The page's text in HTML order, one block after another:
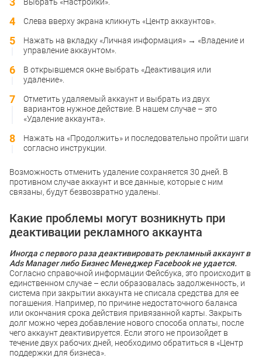
Слева вверху экрана кликнуть «Центр аккаунтов».
Нажать на вкладку «Личная информация» → «Владение и
управление аккаунтом».
В открывшемся окне выбрать «Деактивация или
удаление».
Отметить удаляемый аккаунт и выбрать из двух
вариантов нужное действие. В нашем случае – это
«Удаление аккаунта».
Нажать на «Продолжить» и последовательно пройти шаги
согласно инструкции.
Возможность отменить удаление сохраняется 30 дней. В
противном случае аккаунт и все данные, которые с ним
связаны, будут безвозвратно удалены.
Какие проблемы могут возникнуть при
деактивации рекламного аккаунта
Иногда с первого раза деактивировать рекламный аккаунт в
Ads Manager либо Бизнес Менеджер Facebook не удается.
Согласно справочной информации Фейсбука, это происходит в
единственном случае – если образовалась задолженность, и
система при закрытии аккаунта не списала средства для ее
погашения. Например, по причине недостаточного баланса
или окончания срока действия привязанной карты. Закрыть
долг можно через добавление нового способа оплаты, после
чего аккаунт деактивируется. Если этого не произойдет в
течение двух рабочих дней, необходимо обратиться в «Центр
поддержки для бизнеса».